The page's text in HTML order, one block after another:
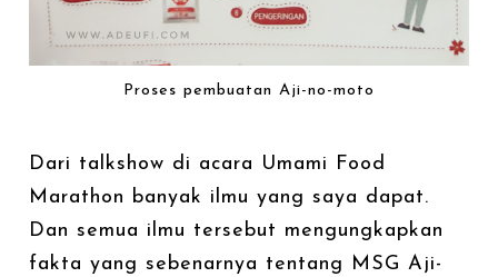
Proses pembuatan Aji-no-moto
Dari talkshow di acara Umami Food
Marathon banyak ilmu yang saya dapat.
Dan semua ilmu tersebut mengungkapkan
fakta yang sebenarnya tentang MSG Aji-